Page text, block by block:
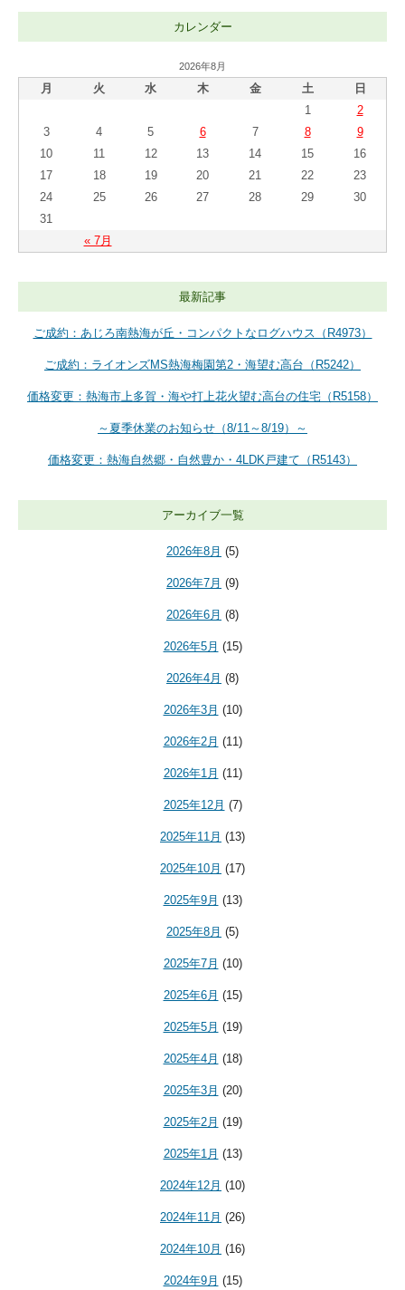
カレンダー
2026年8月
月 火 水 木 金 土 日
« 7月
1
2
3
4 5 6 7 8
9
10
11 12 13 14 15
16
17
18 19 20 21 22
23
24
25 26 27 28 29
30
31
最新記事
ご成約：あじろ南熱海が丘・コンパクトなログハウス（R4973）
ご成約：ライオンズMS熱海梅園第2・海望む高台（R5242）
価格変更：熱海市上多賀・海や打上花火望む高台の住宅（R5158）
～夏季休業のお知らせ（8/11～8/19）～
価格変更：熱海自然郷・自然豊か・4LDK戸建て（R5143）
アーカイブ一覧
2026年8月 (5)
2026年7月 (9)
2026年6月 (8)
2026年5月 (15)
2026年4月 (8)
2026年3月 (10)
2026年2月 (11)
2026年1月 (11)
2025年12月 (7)
2025年11月 (13)
2025年10月 (17)
2025年9月 (13)
2025年8月 (5)
2025年7月 (10)
2025年6月 (15)
2025年5月 (19)
2025年4月 (18)
2025年3月 (20)
2025年2月 (19)
2025年1月 (13)
2024年12月 (10)
2024年11月 (26)
2024年10月 (16)
2024年9月 (15)